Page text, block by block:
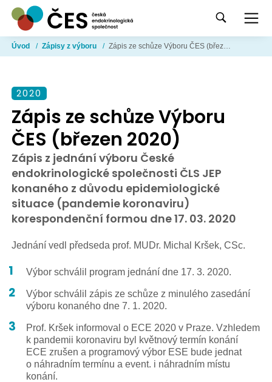
Úvod / Zápisy z výboru / Zápis ze schůze Výboru ČES (březen 2020)
2020
Zápis ze schůze Výboru
ČES (březen 2020)
Zápis z jednání výboru České
endokrinologické společnosti ČLS JEP
konaného z důvodu epidemiologické
situace (pandemie koronaviru)
korespondenční formou dne 17. 03. 2020
Jednání vedl předseda prof. MUDr. Michal Kršek, CSc.
Výbor schválil program jednání dne 17. 3. 2020.
Výbor schválil zápis ze schůze z minulého zasedání
výboru konaného dne 7. 1. 2020.
Prof. Kršek informoval o ECE 2020 v Praze. Vzhledem
k pandemii koronaviru byl květnový termín konání
ECE zrušen a programový výbor ESE bude jednat
o náhradním termínu a event. i náhradním místu
konání.